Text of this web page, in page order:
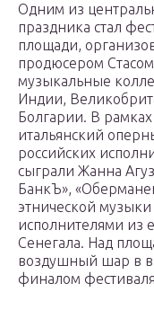
Одним из
праздника стал
площади,
продюсером
музыкальные
Индии,
Болгарии. В
итальянский
российских
сыграли Жанна
БанкЪ»,
этнической
исполнителями из
Сенегала. Над
воздушный шар в
финалом